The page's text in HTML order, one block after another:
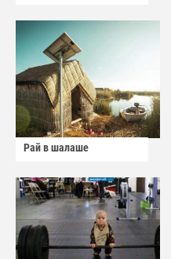
Рай в шалаше